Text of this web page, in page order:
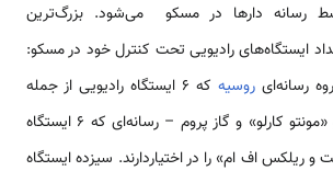
رسانه دار‌ها در مسکو می‌شود. بزرگ‌ترین
ایستگاه‌های رادیویی تحت کنترل خود در مسکو:
رسانه‌ای روسیه
که 6 ایستگاه رادیویی از جمله
«روسکایه رادیو» رادیو «مونتو کارلو» و گاز پروم – رسانه‌ای که 6 ایستگاه
و ریلکس اف ام» را در اختیاردارند. سیزده ایستگاه